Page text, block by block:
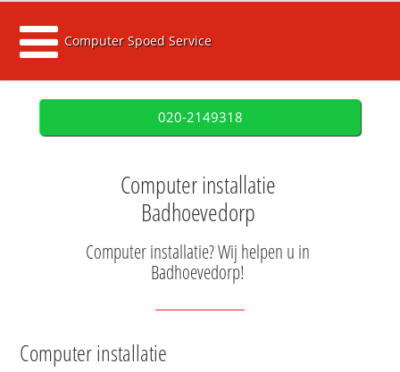
Computer Spoed Service
020-2149318
Computer installatie
Badhoevedorp
Computer installatie? Wij helpen u in
Badhoevedorp!
Computer installatie